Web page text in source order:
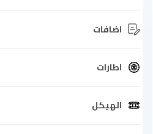
اضافات
اطارات
الهيكل